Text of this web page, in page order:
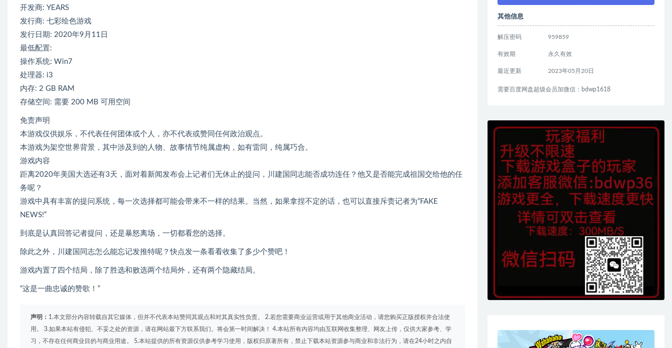
开发商: YEARS
发行商: 七彩绘色游戏
发行日期: 2020年9月11日
最低配置:
操作系统: Win7
处理器: i3
内存: 2 GB RAM
存储空间: 需要 200 MB 可用空间
免责声明
本游戏仅供娱乐，不代表任何团体或个人，亦不代表或赞同任何政治观点。
本游戏为架空世界背景，其中涉及到的人物、故事情节纯属虚构，如有雷同，纯属巧合。
游戏内容
距离2020年美国大选还有3天，面对着新闻发布会上记者们无休止的提问，川建国同志能否成功连任？他又是否能完成祖国交给他的任
务呢？
游戏中具有丰富的提问系统，每一次选择都可能会带来不一样的结果。当然，如果拿捏不定的话，也可以直接斥责记者为“FAKE
NEWS!”
到底是认真回答记者提问，还是暴怒离场，一切都看您的选择。
除此之外，川建国同志怎么能忘记发推特呢？快点发一条看看收集了多少个赞吧！
游戏内置了四个结局，除了胜选和败选两个结局外，还有两个隐藏结局。
“这是一曲忠诚的赞歌！”
声明： 1.本文部分内容转载自其它媒体，但并不代表本站赞同其观点和对其真实性负责。 2.若您需要商业运营或用于其他商业活动，请您购买正版授权并合法使
用。 3.如果本站有侵犯、不妥之处的资源，请在网站最下方联系我们。将会第一时间解决！ 4.本站所有内容均由互联网收集整理、网友上传，仅供大家参考、学
习，不存在任何商业目的与商业用途。 5.本站提供的所有资源仅供参考学习使用，版权归原著所有，禁止下载本站资源参与商业和非法行为，请在24小时之内自
其他信息
解压密码 959859
有效期 永久有效
最近更新 2023年05月20日
需要百度网盘超级会员加微信：bdwp1618